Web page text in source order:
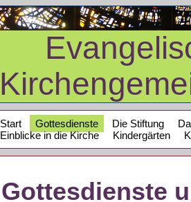
Start Gottesdienste Die Stiftung
Einblicke in die Kirche
Kindergärten
Gottesdienste